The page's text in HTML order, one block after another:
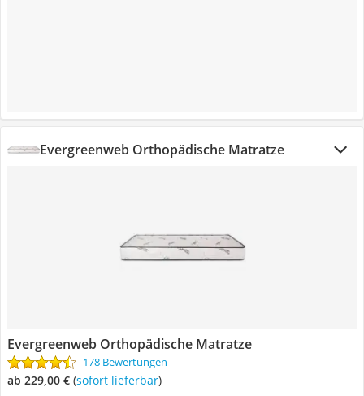
Evergreenweb Orthopädische Matratze
Evergreenweb Orthopädische Matratze
178 Bewertungen
ab 229,00 € ( Sofort lieferbar)